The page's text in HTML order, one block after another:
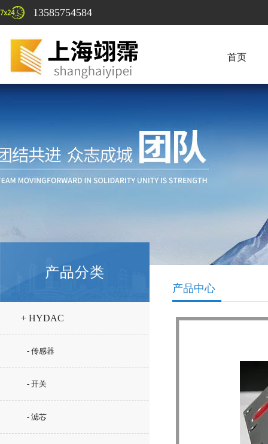
13585754584
首页
产品分类
+ HYDAC
- 传感器
- 开关
- 滤芯
产品中心